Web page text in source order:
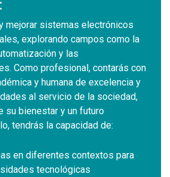
mejorar sistemas electrónicos
explorando campos como la
y las
Como profesional, contarás con
y humana de excelencia y
al servicio de la sociedad,
su bienestar y un futuro
tendrás la capacidad de:
en diferentes contextos para
tecnológicas